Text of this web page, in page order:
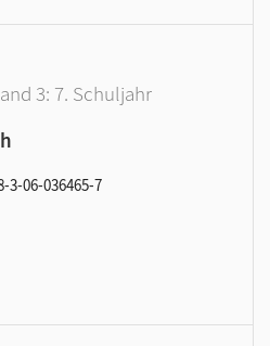
3: 7. Schuljahr
3-06-036465-7